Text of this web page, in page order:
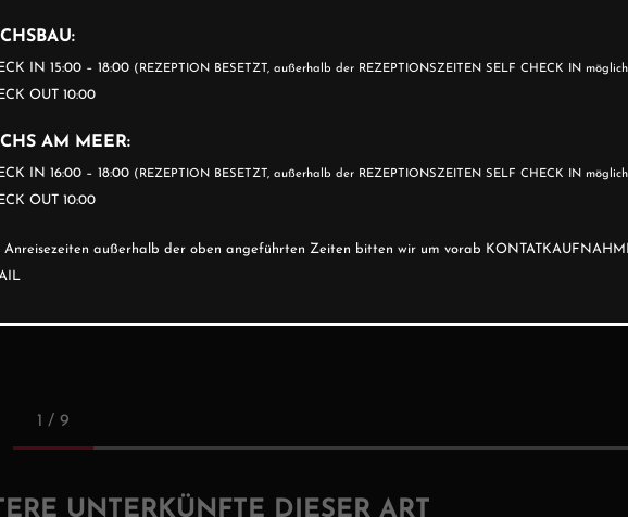
1 / 9
UNTERKÜNFTE DIESER ART
IN 15:00 – 18:00 (REZEPTION BESETZT, außerhalb der REZEPTIONSZEITEN SELF CHECK IN
OUT 10:00
AM MEER:
IN 16:00 – 18:00 (REZEPTION BESETZT, außerhalb der REZEPTIONSZEITEN SELF CHECK IN
OUT 10:00
Anreisezeiten außerhalb der oben angeführten Zeiten bitten wir um vorab